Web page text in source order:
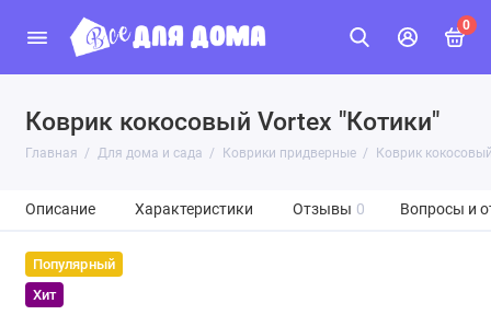
0
Коврик кокосовый Vortex "Котики"
Главная Для дома и сада Коврики придверные Коврик
Описание Характеристики Отзывы 0 Вопросы и
Популярный
Хит